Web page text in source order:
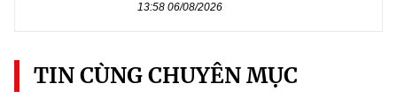
13:58 06/08/2026
TIN CÙNG CHUYÊN MỤC